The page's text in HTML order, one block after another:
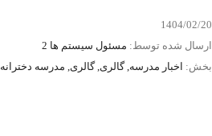
1404/02/20
ارسال شده توسط: مسئول سیستم ها 2
بخش: اخبار مدرسه, گالری, گالری, مدرسه دخترانه